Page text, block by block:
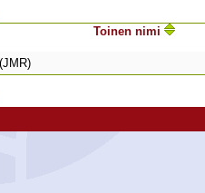
Toinen nimi